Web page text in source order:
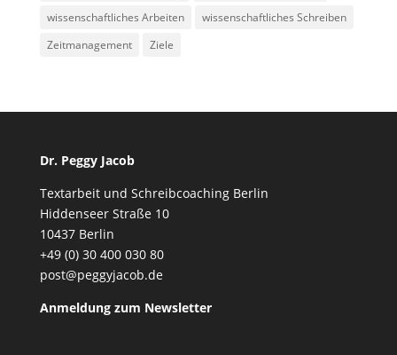
wissenschaftliches Arbeiten
wissenschaftliches Schreiben
Zeitmanagement
Ziele
Dr. Peggy Jacob
Textarbeit und Schreibcoaching Berlin
Hiddenseer Straße 10
10437 Berlin
+49 (0) 30 400 030 80
post@peggyjacob.de
Anmeldung zum Newsletter